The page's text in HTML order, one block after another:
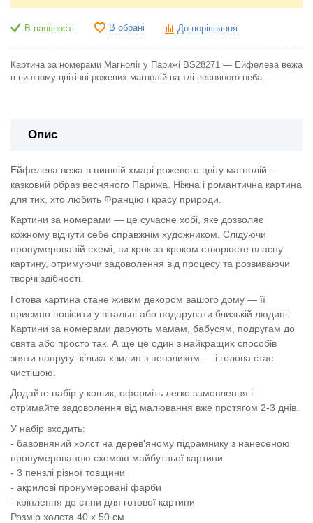
В наявності В обрані До порівняння
Картина за номерами Магнолії у Парижі BS28271 — Ейфелева вежа
в пишному цвітінні рожевих магнолій на тлі весняного неба.
Опис
Ейфелева вежа в пишній хмарі рожевого цвіту магнолій —
казковий образ весняного Парижа. Ніжна і романтична картина
для тих, хто любить Францію і красу природи.
Картини за номерами — це сучасне хобі, яке дозволяє
кожному відчути себе справжнім художником. Слідуючи
пронумерованій схемі, ви крок за кроком створюєте власну
картину, отримуючи задоволення від процесу та розвиваючи
творчі здібності.
Готова картина стане живим декором вашого дому — її
приємно повісити у вітальні або подарувати близькій людині.
Картини за номерами дарують мамам, бабусям, подругам до
свята або просто так. А ще це один з найкращих способів
зняти напругу: кілька хвилин з пензликом — і голова стає
чистішою.
Додайте набір у кошик, оформіть легко замовлення і
отримайте задоволення від малювання вже протягом 2-3 днів.
У набір входить:
- бавовняний холст на дерев'яному підрамнику з нанесеною
пронумерованою схемою майбутньої картини
- 3 пензлі різної товщини
- акрилові пронумеровані фарби
- кріплення до стіни для готової картини
Розмір холста 40 х 50 см